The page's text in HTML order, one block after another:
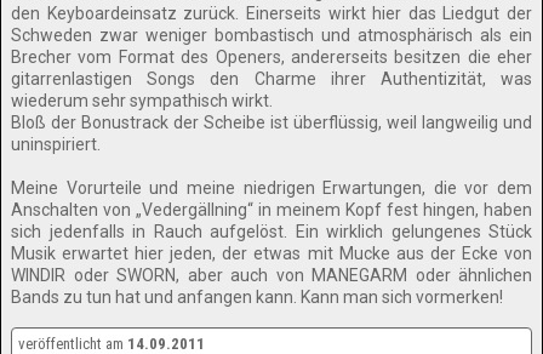
den Keyboardeinsatz zurück. Einerseits wirkt hier das Liedgut der
Schweden zwar weniger bombastisch und atmosphärisch als ein
Brecher vom Format des Openers, andererseits besitzen die eher
gitarrenlastigen Songs den Charme ihrer Authentizität, was
wiederum sehr sympathisch wirkt.
Bloß der Bonustrack der Scheibe ist überflüssig, weil langweilig und
uninspiriert.
Meine Vorurteile und meine niedrigen Erwartungen, die vor dem
Anschalten von „Vedergällning“ in meinem Kopf fest hingen, haben
sich jedenfalls in Rauch aufgelöst. Ein wirklich gelungenes Stück
Musik erwartet hier jeden, der etwas mit Mucke aus der Ecke von
WINDIR oder SWORN, aber auch von MANEGARM oder ähnlichen
Bands zu tun hat und anfangen kann. Kann man sich vormerken!
veröffentlicht am 14.09.2011